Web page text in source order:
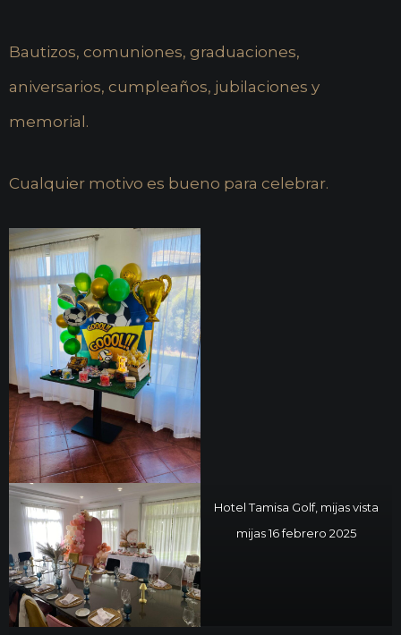
Bautizos, comuniones, graduaciones,
aniversarios, cumpleaños, jubilaciones y
memorial.
Cualquier motivo es bueno para celebrar.
Hotel Tamisa Golf, mijas vista
mijas 16 febrero 2025